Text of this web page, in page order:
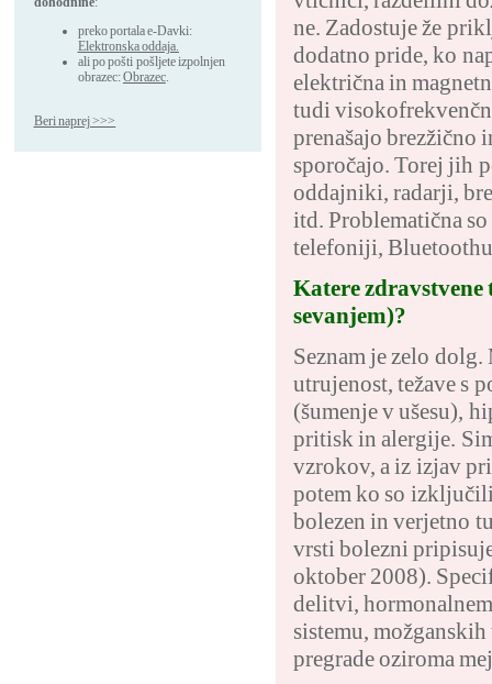
ne. Zadostuje že
dodatno pride, ko
električna in
tudi
prenašajo brezžično
sporočajo. Torej jih
oddajniki, radarji,
itd. Problematična
telefoniji,
Katere
sevanjem)?
Seznam je zelo
utrujenost, težave s
(šumenje v ušesu),
pritisk in alergije.
vzrokov, a iz izjav
potem ko so
bolezen in verjetno
vrsti bolezni
oktober 2008).
delitvi,
sistemu,
pregrade oziroma
preko portala e-Davki:
Elektronska oddaja.
ali po pošti pošljete izpolnjen
obrazec:Obrazec.
Beri naprej >>>